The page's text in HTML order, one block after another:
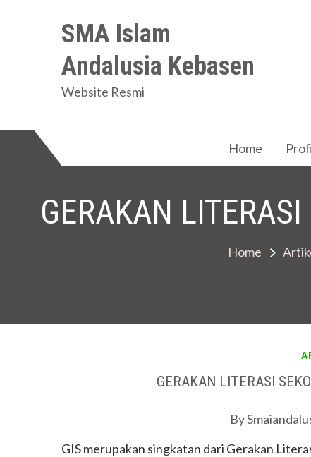
SMA Islam
Andalusia Kebasen
Website Resmi
Home
GERAKAN
Home
GERAKAN LITERASI
By
GIS merupakan singkatan dari Gerakan